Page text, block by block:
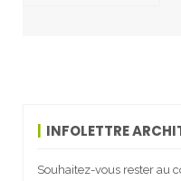
INFOLETTRE
Souhaitez-vous rester au